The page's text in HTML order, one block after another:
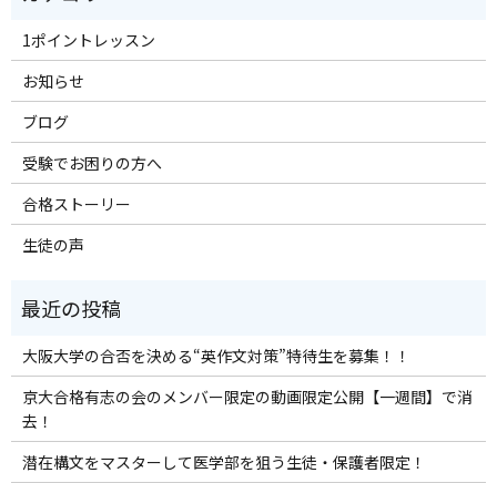
1ポイントレッスン
お知らせ
ブログ
受験でお困りの方へ
合格ストーリー
生徒の声
大阪大学の合否を決める“英作文対策”特待生を募集！！
京大合格有志の会のメンバー限定の動画限定公開【一週間】で消
去！
潜在構文をマスターして医学部を狙う生徒・保護者限定！